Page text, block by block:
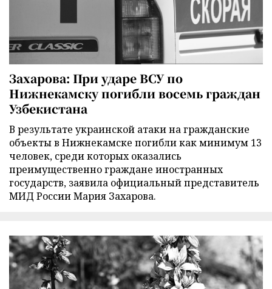
Захарова: При ударе ВСУ по
Нижнекамску погибли восемь граждан
Узбекистана
В результате украинской атаки на гражданские
объекты в Нижнекамске погибли как минимум 13
человек, среди которых оказались
преимущественно граждане иностранных
государств, заявила официальный представитель
МИД России Мария Захарова.